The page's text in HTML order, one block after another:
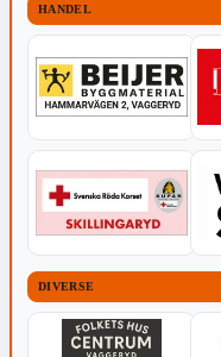
HANDEL
DIVERSE